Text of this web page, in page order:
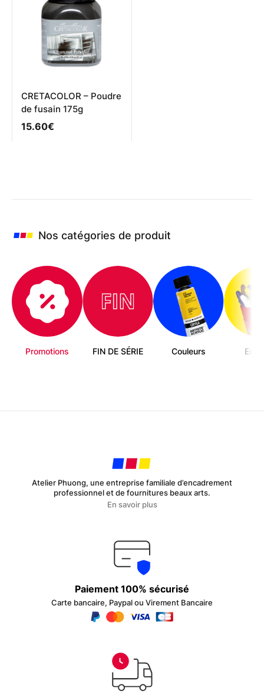
peuvent
choisies
produit
CRETACOLOR – Poudre
de fusain 175g
15.60€
Nos catégories de produit
Promotions FIN DE SÉRIE Couleurs
Atelier Phuong, une entreprise familiale d’encadrement
professionnel et de fournitures beaux arts.
En savoir plus
Paiement 100% sécurisé
Carte bancaire, Paypal ou Virement Bancaire